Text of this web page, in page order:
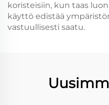
koristeisiin, kun taas
käyttö edistää
vastuullisesti saatu.